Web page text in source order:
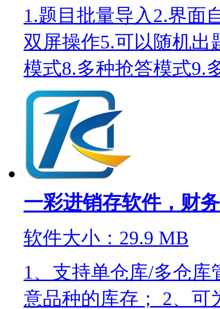
1.题目批量导入2.界面
双屏操作5.可以随机出
模式8.多种抢答模式9.
一彩进销存软件，财
软件大小：29.9 MB
1、支持单仓库/多仓
意品种的库存； 2、可